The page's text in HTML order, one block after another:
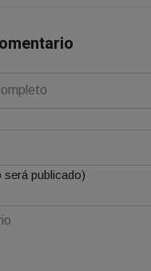
será publicado)